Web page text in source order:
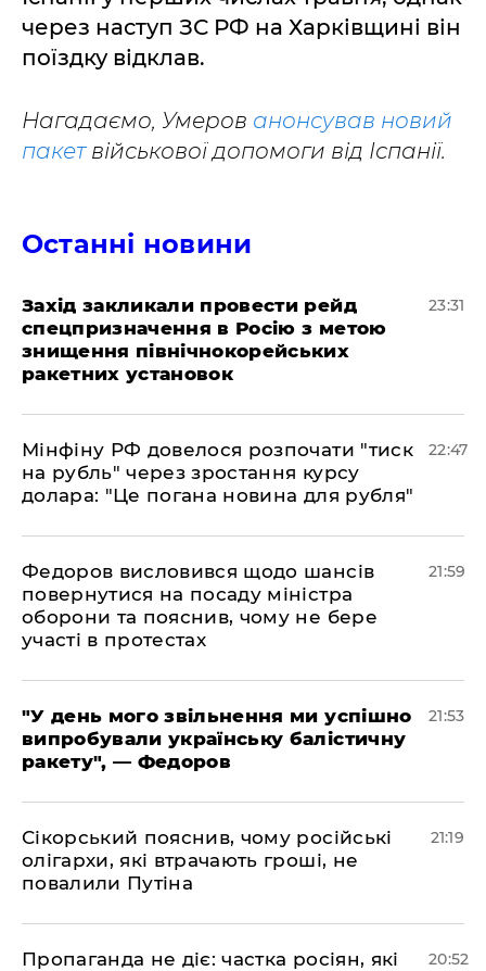
через наступ ЗС РФ на Харківщині він
поїздку відклав.
Нагадаємо, Умеров анонсував новий
пакетвійськової допомоги від Іспанії.
Останні новини
​Захід закликали провести рейд
спецпризначення в Росію з метою
знищення північнокорейських
ракетних установок
23:31
​Мінфіну РФ довелося розпочати "тиск
на рубль" через зростання курсу
долара: "Це погана новина для рубля"
22:47
​Федоров висловився щодо шансів
повернутися на посаду міністра
оборони та пояснив, чому не бере
участі в протестах
21:59
​"У день мого звільнення ми успішно
випробували українську балістичну
ракету", — Федоров
21:53
​Сікорський пояснив, чому російські
олігархи, які втрачають гроші, не
повалили Путіна
21:19
​Пропаганда не діє: частка росіян, які 20:52